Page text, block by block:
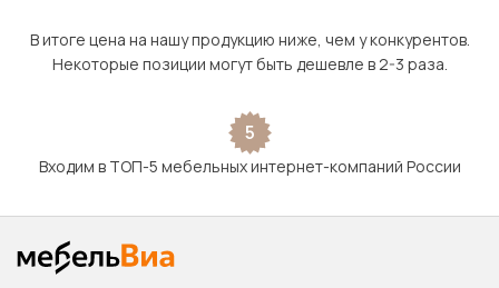
В итоге цена на нашу продукцию ниже, чем у конкурентов.
Некоторые позиции могут быть дешевле в 2-3 раза.
5
Входим в ТОП-5 мебельных интернет-компаний России